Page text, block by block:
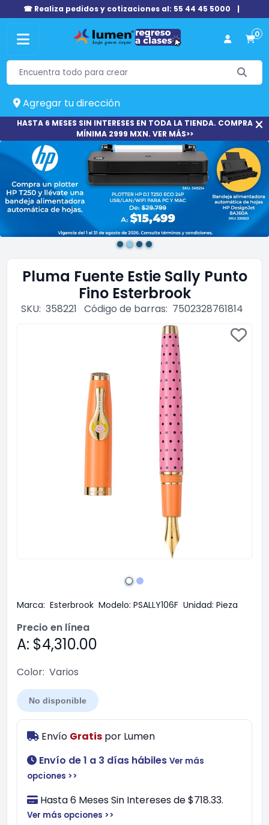
☎ Realiza pedidos y cotizaciones al: 55 44 45 5000 |
0
Agregar tu dirección
HASTA 6 MESES SIN INTERESES EN TODA LA TIENDA. COMPRA
MÍNIMA 2999 MXN. VER MÁS>>
Pluma Fuente Estie Sally Punto
Fino Esterbrook
SKU: 358221 Código de barras: 7502328761814
Marca: Esterbrook Modelo: PSALLY106F Unidad: Pieza
Precio en línea
A: $4,310.00
Color: Varios
No disponible
Envío Gratis por Lumen
Envío de 1 a 3 días hábiles Ver más
opciones >>
Hasta 6 Meses Sin Intereses de $718.33.
Ver más opciones >>